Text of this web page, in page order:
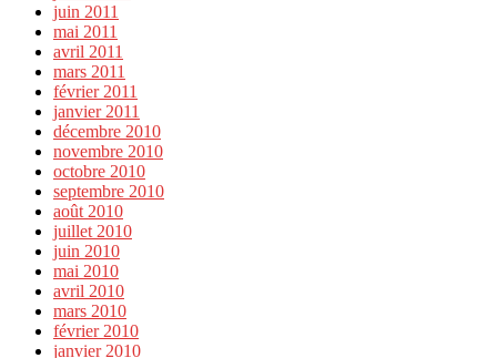
juin 2011
mai 2011
avril 2011
mars 2011
février 2011
janvier 2011
décembre 2010
novembre 2010
octobre 2010
septembre 2010
août 2010
juillet 2010
juin 2010
mai 2010
avril 2010
mars 2010
février 2010
janvier 2010